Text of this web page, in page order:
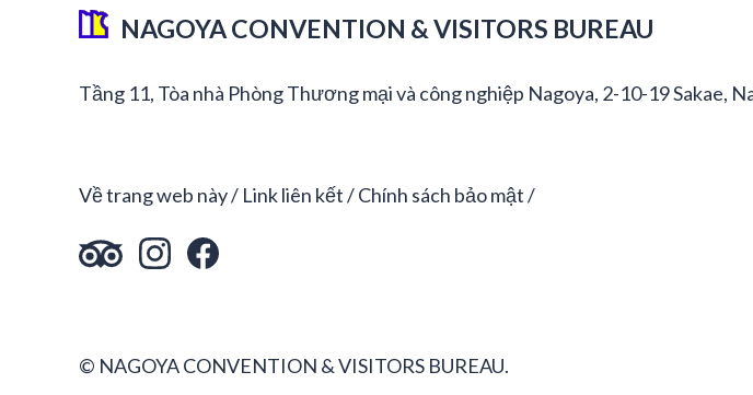
NAGOYA CONVENTION & VISITORS BUREAU
Tầng 11, Tòa nhà Phòng Thương mại và công nghiệp Nagoya, 2-10-19 Sakae,
Về trang web này Link liên kết Chính sách bảo mật
© NAGOYA CONVENTION & VISITORS BUREAU.